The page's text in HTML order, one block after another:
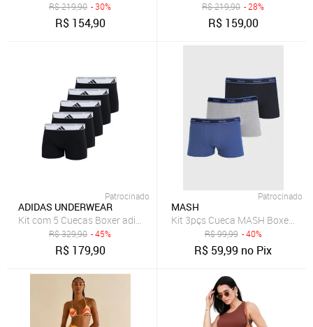
R$219,90 - 30%
R$ 154,90
R$219,90 - 28%
R$ 159,00
Patrocinado
ADIDAS UNDERWEAR
Kit com 5 Cuecas Boxer adidas Underwear Preto
R$329,90 - 45%
R$ 179,90
Patrocinado
MASH
Kit 3pçs Cueca MASH Boxer
R$99,99 - 40%
R$ 59,99 no Pix